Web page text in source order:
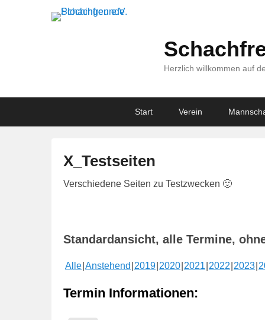
Herzlich willkommen auf
Start Verein
X_Testseiten
V
f
e
n
Verschiedene Seiten zu Testzwecken 🙂
Standardansicht, alle Termine,
Alle Anstehend 2019 2020 2021 2022 2023
Termin Informationen: